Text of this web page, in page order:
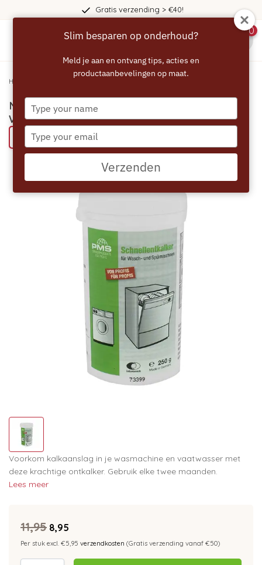
Gratis verzending > €40!
0
Home
MR TAYLOR PMS Snelontkalker voor
Wasmachine en Vaatwasser
Probeer eens een MR TAYLOR product
Voorkom kalkaanslag in je wasmachine en vaatwasser met
deze krachtige ontkalker. Gebruik elke twee maanden.
Lees meer
11,95 8,95
Per stuk excl. €5,95 verzendkosten (Gratis verzending vanaf €50)
Slim besparen op onderhoud?
Meld je aan en ontvang tips, acties en
productaanbevelingen op maat.
Type
your
name
Type
your
email
Verzenden